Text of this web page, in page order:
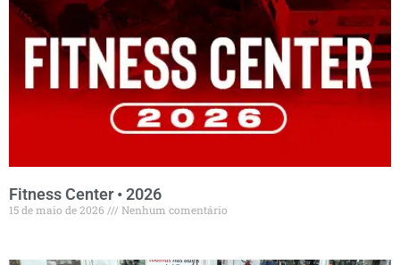
Fitness Center • 2026
15 de maio de 2026 Nenhum comentário